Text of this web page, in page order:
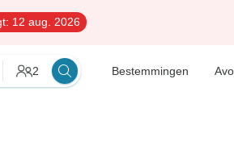
12 aug. 2026
2 Bestemmingen